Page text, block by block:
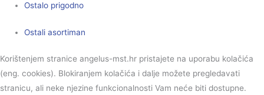
Ostalo prigodno
Ostali asortiman
Korištenjem stranice angelus-mst.hr pristajete na uporabu kolačića
(eng. cookies). Blokiranjem kolačića i dalje možete pregledavati
stranicu, ali neke njezine funkcionalnosti Vam neće biti dostupne.